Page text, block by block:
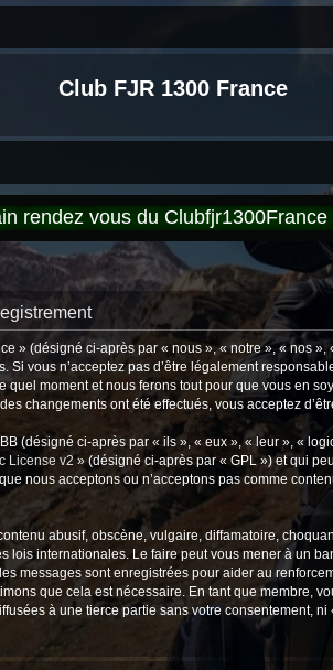
Club FJR 1300 France
rendez vous du
» (désigné ci-après par « nous », « notre », « nos
Si vous n’acceptez pas d’être légalement
quel moment et nous ferons tout pour que vous en
changements ont été effectués, vous acceptez
(désigné ci-après par « ils », « eux », « leur », «
License v2» (désigné ci-après par « GPL ») et qui
nous acceptons ou n’acceptons pas comme
abusif, obscène, vulgaire, diffamatoire,
lois internationales. Le faire peut vous mener à un
messages sont enregistrées pour aider au
que cela est nécessaire. En tant que membre,
à une tierce partie sans votre consentement,